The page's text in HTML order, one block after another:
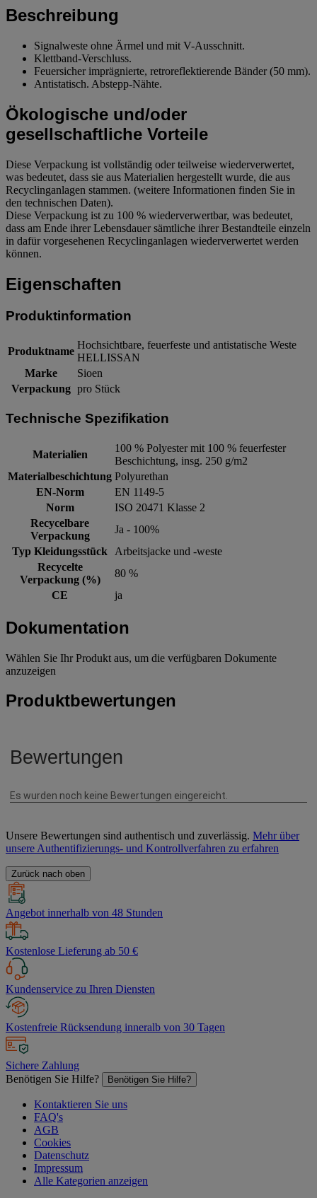
Beschreibung
Signalweste ohne Ärmel und mit V-Ausschnitt.
Klettband-Verschluss.
Feuersicher imprägnierte, retroreflektierende Bänder (50 mm).
Antistatisch. Abstepp-Nähte.
Ökologische und/oder
gesellschaftliche Vorteile
Diese Verpackung ist vollständig oder teilweise wiederverwertet,
was bedeutet, dass sie aus Materialien hergestellt wurde, die aus
Recyclinganlagen stammen. (weitere Informationen finden Sie in
den technischen Daten).
Diese Verpackung ist zu 100 % wiederverwertbar, was bedeutet,
dass am Ende ihrer Lebensdauer sämtliche ihrer Bestandteile einzeln
in dafür vorgesehenen Recyclinganlagen wiederverwertet werden
können.
Eigenschaften
Produktinformation
Produktname
Hochsichtbare, feuerfeste und antistatische Weste
HELLISSAN
Marke
Sioen
Verpackung pro Stück
Technische Spezifikation
Materialien
100 % Polyester mit 100 % feuerfester
Beschichtung, insg. 250 g/m2
Materialbeschichtung Polyurethan
EN-Norm
EN 1149-5
Norm
ISO 20471 Klasse 2
Recycelbare
Verpackung
Ja - 100%
Typ Kleidungsstück
Arbeitsjacke und -weste
Recycelte
Verpackung (%)
80 %
CE
ja
Dokumentation
Wählen Sie Ihr Produkt aus, um die verfügbaren Dokumente
anzuzeigen
Produktbewertungen
Unsere Bewertungen sind authentisch und zuverlässig. Mehr über
unsere Authentifizierungs- und Kontrollverfahren zu erfahren
Zurück nach oben
Angebot innerhalb von 48 Stunden
Kostenlose Lieferung ab 50 €
Kundenservice zu Ihren Diensten
Kostenfreie Rücksendung inneralb von 30 Tagen
Sichere Zahlung
Benötigen Sie Hilfe?
Benötigen Sie Hilfe?
Kontaktieren Sie uns
FAQ's
AGB
Cookies
Datenschutz
Impressum
Alle Kategorien anzeigen